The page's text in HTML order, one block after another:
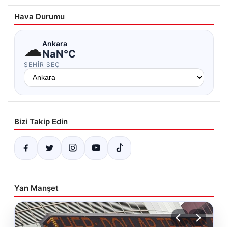
Hava Durumu
☁Ankara
NaN°C
ŞEHIR SEÇ
Bizi Takip Edin
Yan Manşet